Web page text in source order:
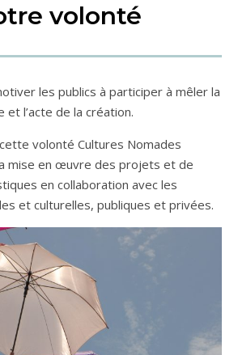
volonté
les publics à participer à mêler la
et l’acte de la création.
volonté Cultures Nomades
mise en œuvre des projets et de
en collaboration avec les
et culturelles, publiques et privées.